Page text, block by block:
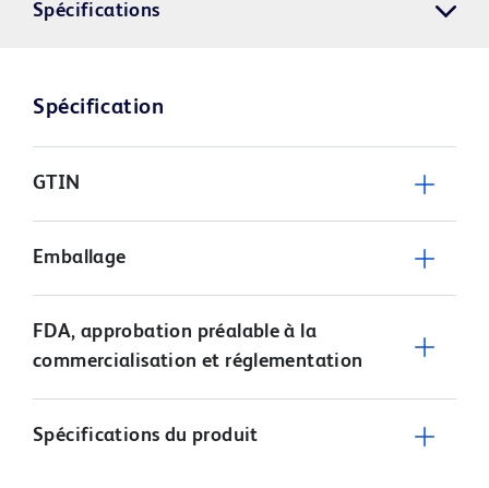
Spécifications
Spécification
GTIN
Emballage
FDA, approbation préalable à la
commercialisation et réglementation
Spécifications du produit